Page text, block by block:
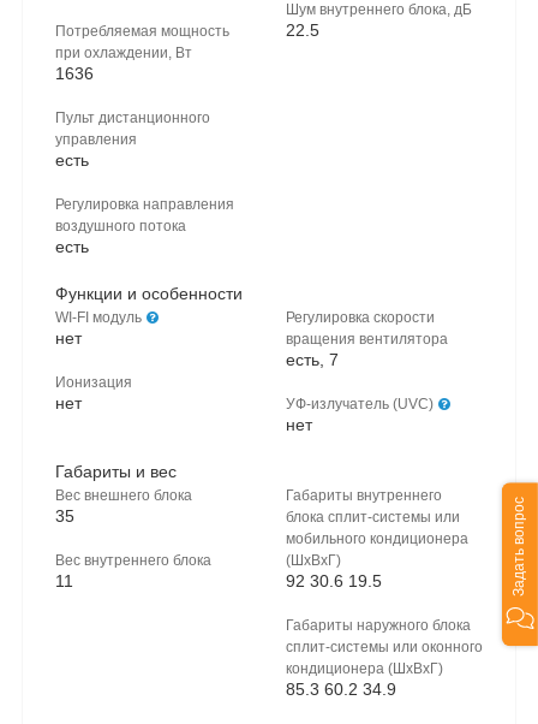
Потребляемая мощность
при охлаждении, Вт
1636
Пульт дистанционного
управления
есть
Регулировка направления
воздушного потока
есть
Шум внутреннего блока, дБ
22.5
Функции и особенности
WI-FI модуль
нет
Ионизация
нет
Регулировка скорости
вращения вентилятора
есть, 7
УФ-излучатель (UVC)
нет
Габариты и вес
Вес внешнего блока
35
Вес внутреннего блока
11
Габариты внутреннего
блока сплит-системы или
мобильного кондиционера
(ШхВхГ)
92 30.6 19.5
Габариты наружного блока
сплит-системы или оконного
кондиционера (ШxВxГ)
85.3 60.2 34.9
Задать вопрос